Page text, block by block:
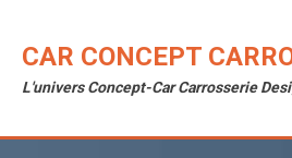
content
CAR CONCEPT
L'univers Concept-Car Carrosserie